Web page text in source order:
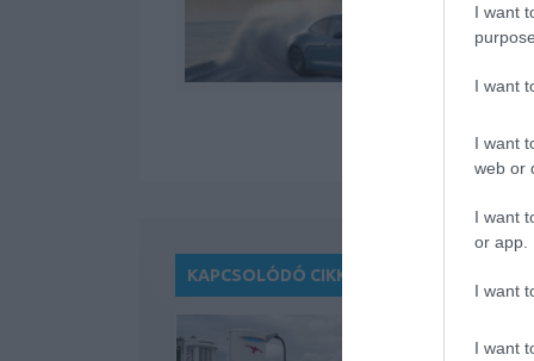
I want
I want
I want
web or
I want
or app.
I want
I want
KAPCSOLÓDÓ CIKKEK